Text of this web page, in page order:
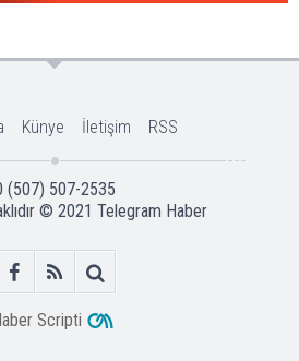
Künye İletişim RSS
(507) 507-2535
© 2021 Telegram Haber
Scripti